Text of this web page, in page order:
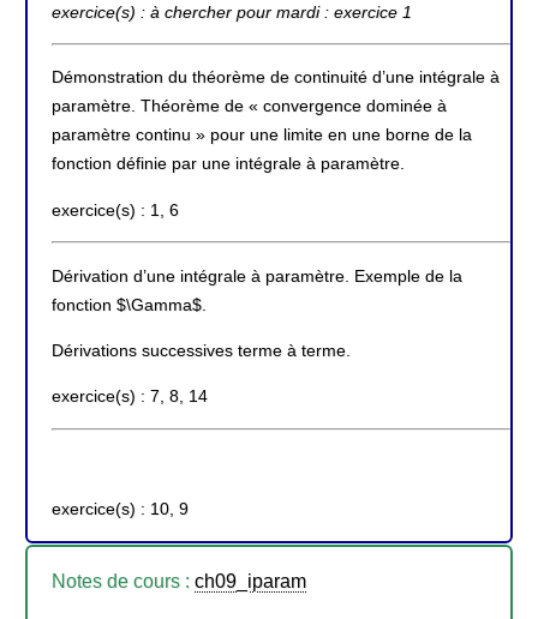
exercice(s) : à chercher pour mardi : exercice 1
Démonstration du théorème de continuité d’une intégrale à
paramètre. Théorème de « convergence dominée à
paramètre continu » pour une limite en une borne de la
fonction définie par une intégrale à paramètre.
exercice(s) : 1, 6
Dérivation d’une intégrale à paramètre. Exemple de la
fonction $\Gamma$.
Dérivations successives terme à terme.
exercice(s) : 7, 8, 14
exercice(s) : 10, 9
Notes de cours : ch09_iparam